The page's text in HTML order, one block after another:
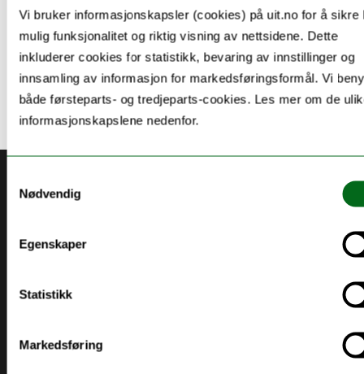
Vi bruker informasjonskapsler (cookies) på uit.no for å sikre
mulig funksjonalitet og riktig visning av nettsidene. Dette
inkluderer cookies for statistikk, bevaring av innstillinger og
innsamling av informasjon for markedsføringsformål. Vi
både førsteparts- og tredjeparts-cookies. Les mer om de
informasjonskapslene nedenfor.
Nødvendig
Egenskaper
Statistikk
Markedsføring
Lenka til sida finner du
her:https://dataverse.no/dataverse/
Sikkerhet, beredskap og personvern